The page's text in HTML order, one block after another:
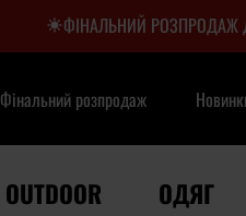
ФІНАЛЬНИЙ РОЗПРОДАЖ
Фінальний розпродаж
OUTDOOR ОДЯГ